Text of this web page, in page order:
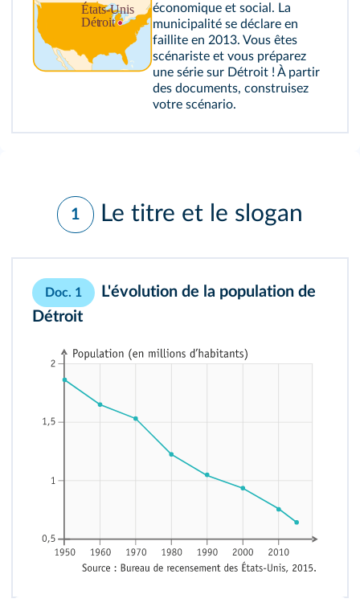
économique et social. La
municipalité se déclare en
faillite en 2013. Vous êtes
scénariste et vous préparez
une série sur Détroit ! À partir
des documents, construisez
votre scénario.
1 Le titre et le slogan
Doc. 1
L'évolution de la population de
Détroit